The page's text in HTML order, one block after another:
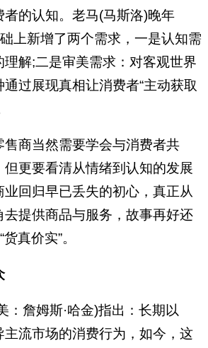
的认知。老马(马斯洛)晚年
上新增了两个需求，一是认知需
解;二是审美需求：对客观世界
过展现真相让消费者“主动获取
商当然需要学会与消费者共
更要看清从情绪到认知的发展
回归早已丢失的初心，真正从
提供商品与服务，故事再好还
真价实”。
：詹姆斯·哈金)指出：长期以
流市场的消费行为，如今，这